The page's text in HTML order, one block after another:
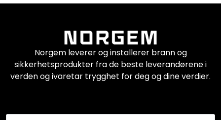
Norgem leverer og installerer brann og
sikkerhetsprodukter fra de beste leverandørene i
verden og ivaretar trygghet for deg og dine verdier.